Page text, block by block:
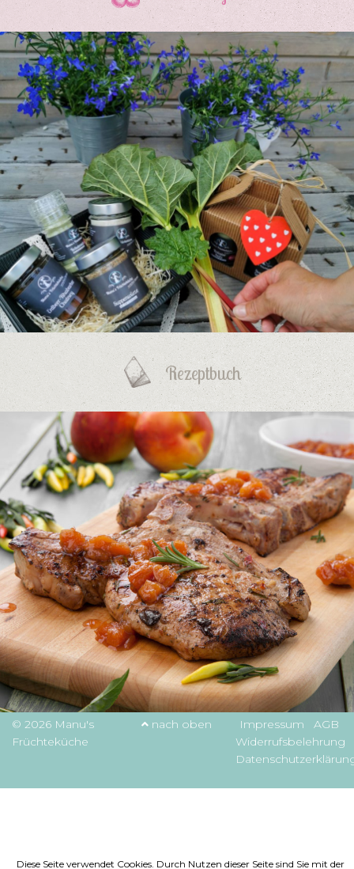
Rezeptbuch
© 2026 Manu's
Früchteküche
nach oben Impressum
AGB
Widerrufsbelehrung
Diese Seite verwendet Cookies. Durch Nutzen dieser Seite sind Sie mit der